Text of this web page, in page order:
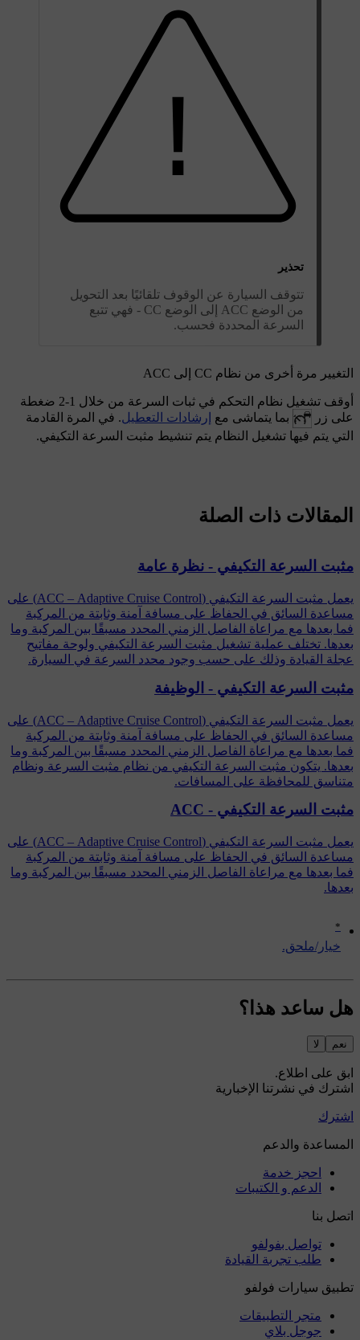
تحذير
تتوقف السيارة عن الوقوف تلقائيًا بعد التحويل
من الوضع ACC إلى الوضع CC - فهي تتبع
السرعة المحددة فحسب.
التغيير مرة أخرى من نظام CC إلى ACC
أوقف تشغيل نظام التحكم في ثبات السرعة من خلال 1-2
ضغطة
على زر
بما يتماشى مع إرشادات التعطيل. في المرة القادمة
التي يتم فيها تشغيل النظام يتم تنشيط مثبت السرعة التكيفي.
*
‏خيار/ملحق.
المقالات ذات الصلة
مثبت السرعة التكيفي - نظرة عامة
يعمل مثبت السرعة التكيفي (ACC – Adaptive Cruise Control) على
مساعدة السائق في الحفاظ على مسافة آمنة وثابتة من المركبة
فما بعدها مع مراعاة الفاصل الزمني المحدد مسبقًا بين المركبة وما
بعدها. تختلف عملية تشغيل مثبت السرعة التكيفي ولوحة مفاتيح
عجلة القيادة وذلك على حسب وجود محدد السرعة في السيارة.
مثبت السرعة التكيفي - الوظيفة
يعمل مثبت السرعة التكيفي (ACC – Adaptive Cruise Control) على
مساعدة السائق في الحفاظ على مسافة آمنة وثابتة من المركبة
فما بعدها مع مراعاة الفاصل الزمني المحدد مسبقًا بين المركبة وما
بعدها. يتكون مثبت السرعة التكيفي من نظام مثبت السرعة ونظام
متناسق للمحافظة على المسافات.
مثبت السرعة التكيفي - ACC
يعمل مثبت السرعة التكيفي (ACC – Adaptive Cruise Control) على
مساعدة السائق في الحفاظ على مسافة آمنة وثابتة من المركبة
فما بعدها مع مراعاة الفاصل الزمني المحدد مسبقًا بين المركبة وما
بعدها.
هل ساعد هذا؟
نعم لا